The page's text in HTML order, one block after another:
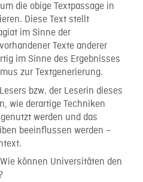
die obige Textpassage in
Diese Text stellt
im Sinne der
Texte anderer
im Sinne des Ergebnisses
zur Textgenerierung.
bzw. der Leserin dieses
wie derartige Techniken
werden und das
beeinflussen werden –